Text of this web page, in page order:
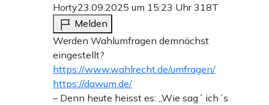
Horty23.09.2025 um 15:23 Uhr318T
Melden
Werden Wahlumfragen demnächst
eingestellt?
https://www.wahlrecht.de/umfragen/
https://dawum.de/
– Denn heute heisst es: „Wie sag´ ich´s